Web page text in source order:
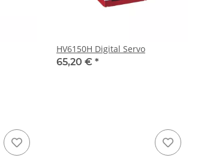
HV6150H Digital Servo
65,20 € *